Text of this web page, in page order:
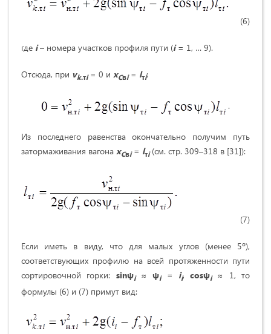
(6)
где i – номера участков профиля пути (i= 1, … 9).
Отсюда, при vk.тi= 0 и xCвi= lтi:
.
Из последнего равенства окончательно получим путь
затормаживания вагона xCвi= lтi(см. стр. 309–318 в [31]):
(7)
Если иметь в виду, что для малых углов (менее 5º),
соответствующих профилю на всей протяженности пути
сортировочной горки: sinψi≈ψi= ii,cosψi≈ 1, то
формулы (6) и (7) примут вид: